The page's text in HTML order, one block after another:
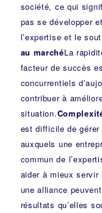
société, ce qui
pas se développer
l’expertise et le
au marchéLa
facteur de succès
concurrentiels
contribuer à
situation.
est difficile de
auxquels une
commun de
aider à mieux
une alliance
résultats qu’elles